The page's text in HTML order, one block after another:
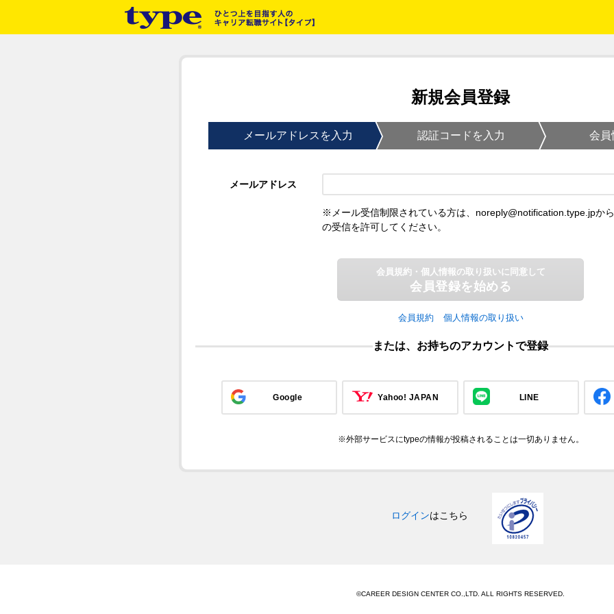
新規会員登録
メールアドレスを入力 認証コードを入力 会員
メールアドレス
※メール受信制限されている方は、noreply@notification.type.jpから
の受信を許可してください。
会員規約・個人情報の取り扱いに同意して
会員登録を始める
会員規約 個人情報の取り扱い
または、お持ちのアカウントで登録
Google Yahoo! JAPAN LINE
※外部サービスにtypeの情報が投稿されることは一切ありません。
ログインはこちら
©CAREER DESIGN CENTER CO.,LTD. ALL RIGHTS RESERVED.